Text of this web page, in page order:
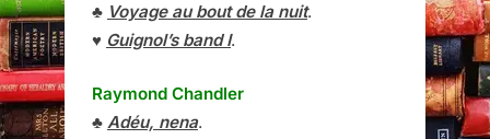
♣ Voyage au bout de la nuit.
♥ Guignol’s band I.
Raymond Chandler
♣ Adéu, nena.